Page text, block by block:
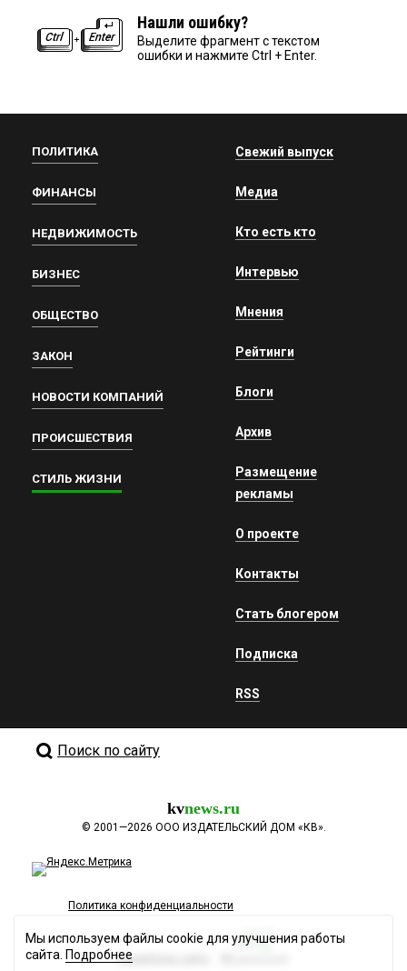
Нашли ошибку?
Выделите фрагмент с текстом
ошибки и нажмите Ctrl + Enter.
ПОЛИТИКА
ФИНАНСЫ
НЕДВИЖИМОСТЬ
БИЗНЕС
ОБЩЕСТВО
ЗАКОН
НОВОСТИ КОМПАНИЙ
ПРОИСШЕСТВИЯ
СТИЛЬ ЖИЗНИ
Свежий выпуск
Медиа
Кто есть кто
Интервью
Мнения
Рейтинги
Блоги
Архив
Размещение
рекламы
О проекте
Контакты
Стать блогером
Подписка
RSS
Поиск по сайту
kvnews.ru
© 2001—2026 ООО ИЗДАТЕЛЬСКИЙ ДОМ «КВ».
Политика конфиденциальности
Разработка сайта
Мы используем файлы cookie для улучшения работы
сайта. Подробнее